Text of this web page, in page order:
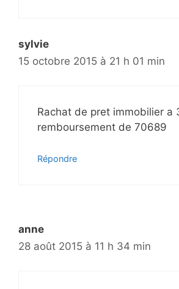
sylvie
15 octobre 2015 à 21 h 01 min
Rachat de pret immobilier a
remboursement de 70689
Répondre
anne
28 août 2015 à 11 h 34 min